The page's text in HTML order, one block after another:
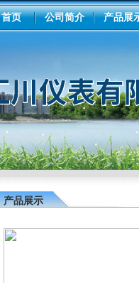
首页 公司简介 产品展
产品展示